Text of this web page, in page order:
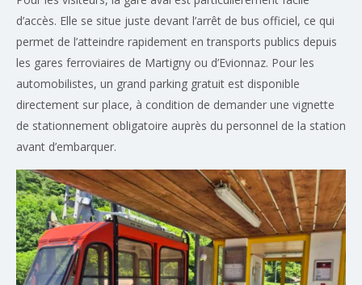
d’accès. Elle se situe juste devant l’arrêt de bus officiel, ce qui
permet de l’atteindre rapidement en transports publics depuis
les gares ferroviaires de Martigny ou d’Evionnaz. Pour les
automobilistes, un grand parking gratuit est disponible
directement sur place, à condition de demander une vignette
de stationnement obligatoire auprès du personnel de la station
avant d’embarquer.